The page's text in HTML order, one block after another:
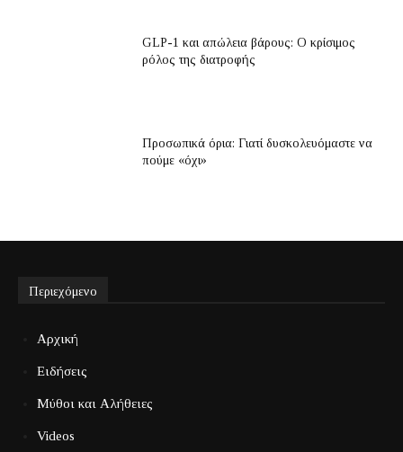
GLP-1 και απώλεια βάρους: Ο κρίσιμος
ρόλος της διατροφής
Προσωπικά όρια: Γιατί δυσκολευόμαστε να
πούμε «όχι»
Περιεχόμενο
Αρχική
Ειδήσεις
Μύθοι και Αλήθειες
Videos